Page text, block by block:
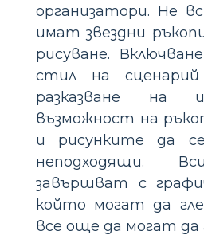
организатори. Не
имат звездни
рисуване.
стил на
разказване на
възможност на
и рисунките да
неподходящи.
завършват с
който могат да
все още да могат да